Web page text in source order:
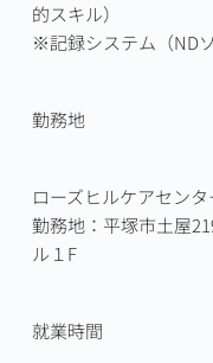
的スキル）
※記録システム（ND
勤務地
ローズヒルケアセンタ
勤務地：平塚市土屋
ル１F
就業時間